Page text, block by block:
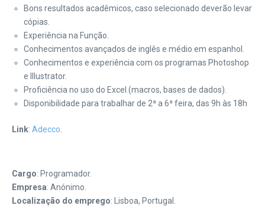
Bons resultados acadêmicos, caso selecionado deverão levar
cópias.
Experiência na Função.
Conhecimentos avançados de inglês e médio em espanhol.
Conhecimentos e experiência com os programas Photoshop
e Illustrator.
Proficiência no uso do Excel (macros, bases de dados).
Disponibilidade para trabalhar de 2ª a 6ª feira, das 9h às 18h
Link: Adecco
Cargo: Programador.
Empresa: Anónimo.
Localização do emprego: Lisboa, Portugal.